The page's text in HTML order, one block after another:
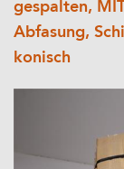
gespalten,
Abfasung,
konisch